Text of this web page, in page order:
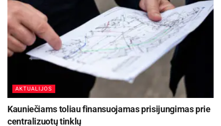
AKTUALIJOS
Kauniečiams toliau finansuojamas prisijungimas prie
centralizuotų tinklų